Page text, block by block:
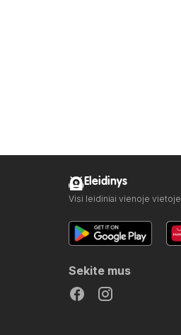
Eleidinys
Visi leidiniai vienoje vietoje
Sekite mus